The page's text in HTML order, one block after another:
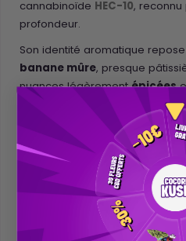
cannabinoïde HEC-10, reconnu
profondeur.
Son identité aromatique
banane mûre, presque
nuances légèrementépicées
élégante. À la dégustation,
puissance crée une
qui évolue progressivement au
HEC-10
apporte une
décrite comme profonde,
plus affirmée que le CBD
expérimentés évoquent un